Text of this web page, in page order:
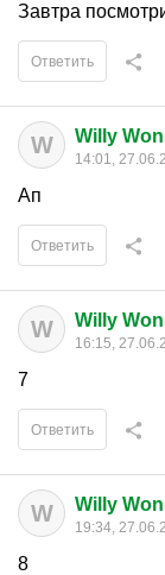
Завтра
Ответить
W Willy
14:01,
Ап
Ответить
W Willy
16:15,
7
Ответить
W Willy
19:34,
8